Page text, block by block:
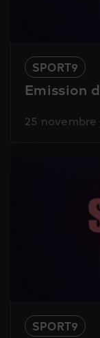
SPORT9
Emission
25 novembre
SPORT9